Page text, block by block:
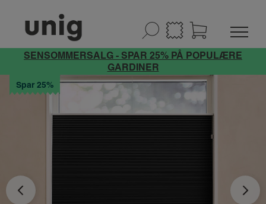
SENSOMMERSALG - SPAR 25% PÅ POPULÆRE
GARDINER
Spar 25%